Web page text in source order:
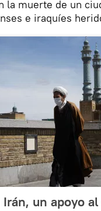
la muerte de un
e iraquíes
un apoyo